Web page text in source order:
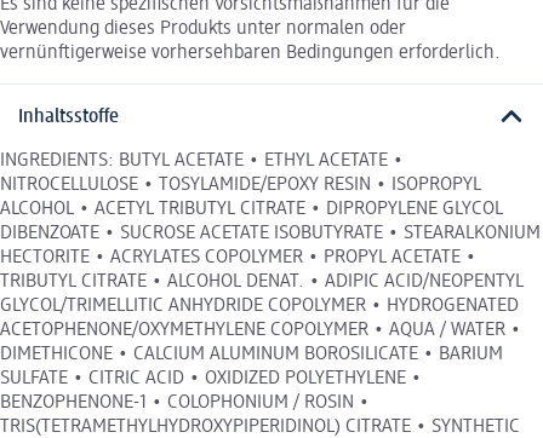
Es sind keine spezifischen Vorsichtsmaßnahmen für die
Verwendung dieses Produkts unter normalen oder
vernünftigerweise vorhersehbaren Bedingungen erforderlich.
Inhaltsstoffe
INGREDIENTS: BUTYL ACETATE • ETHYL ACETATE •
NITROCELLULOSE • TOSYLAMIDE/EPOXY RESIN • ISOPROPYL
ALCOHOL • ACETYL TRIBUTYL CITRATE • DIPROPYLENE GLYCOL
DIBENZOATE • SUCROSE ACETATE ISOBUTYRATE • STEARALKONIUM
HECTORITE • ACRYLATES COPOLYMER • PROPYL ACETATE •
TRIBUTYL CITRATE • ALCOHOL DENAT. • ADIPIC ACID/NEOPENTYL
GLYCOL/TRIMELLITIC ANHYDRIDE COPOLYMER • HYDROGENATED
ACETOPHENONE/OXYMETHYLENE COPOLYMER • AQUA / WATER •
DIMETHICONE • CALCIUM ALUMINUM BOROSILICATE • BARIUM
SULFATE • CITRIC ACID • OXIDIZED POLYETHYLENE •
BENZOPHENONE-1 • COLOPHONIUM / ROSIN •
TRIS(TETRAMETHYLHYDROXYPIPERIDINOL) CITRATE • SYNTHETIC